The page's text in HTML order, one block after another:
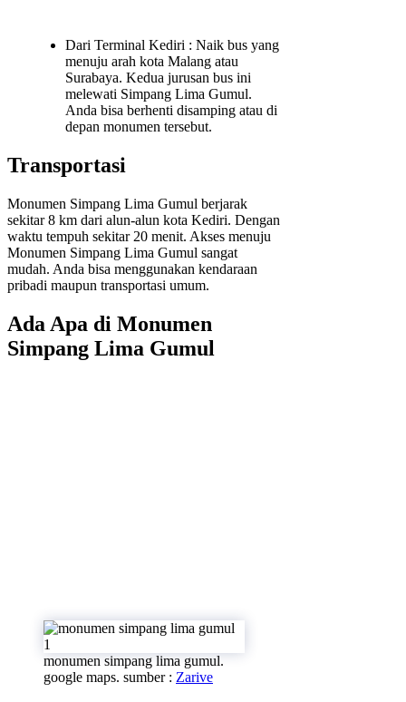
Dari Terminal Kediri : Naik bus yang
menuju arah kota Malang atau
Surabaya. Kedua jurusan bus ini
melewati Simpang Lima Gumul.
Anda bisa berhenti disamping atau di
depan monumen tersebut.
Transportasi
Monumen Simpang Lima Gumul berjarak
sekitar 8 km dari alun-alun kota Kediri. Dengan
waktu tempuh sekitar 20 menit. Akses menuju
Monumen Simpang Lima Gumul sangat
mudah. Anda bisa menggunakan kendaraan
pribadi maupun transportasi umum.
Ada Apa di Monumen
Simpang Lima Gumul
monumen simpang lima gumul.
google maps. sumber : Zarive